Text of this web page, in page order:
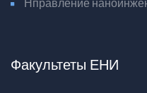
Нправление
Факультеты ЕНИ